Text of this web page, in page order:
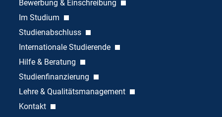
Bewerbung & Einschreibung
Im Studium
Studienabschluss
Internationale Studierende
Hilfe & Beratung
Studienfinanzierung
Lehre & Qualitätsmanagement
Kontakt